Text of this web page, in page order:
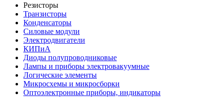
Резисторы
Транзисторы
Конденсаторы
Силовые модули
Электродвигатели
КИПиА
Диоды полупроводниковые
Лампы и приборы электровакуумные
Логические элементы
Микросхемы и микросборки
Оптоэлектронные приборы, индикаторы